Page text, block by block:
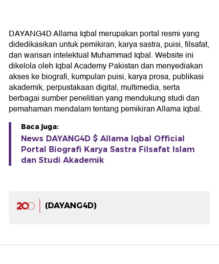
DAYANG4D Allama Iqbal merupakan portal resmi yang
didedikasikan untuk pemikiran, karya sastra, puisi, filsafat,
dan warisan intelektual Muhammad Iqbal. Website ini
dikelola oleh Iqbal Academy Pakistan dan menyediakan
akses ke biografi, kumpulan puisi, karya prosa, publikasi
akademik, perpustakaan digital, multimedia, serta
berbagai sumber penelitian yang mendukung studi dan
pemahaman mendalam tentang pemikiran Allama Iqbal.
Baca juga:
News DAYANG4D $ Allama Iqbal Official
Portal Biografi Karya Sastra Filsafat Islam
dan Studi Akademik
(DAYANG4D)